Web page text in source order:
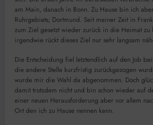
am Main, danach in Bonn. Zu Hause bin ich
Ruhrgebiets; Dortmund. Seit meiner Zeit in
zum Ziel gesetzt wieder zurück in die Heimat zu
irgendwie rückt dieses Ziel nur sehr langsam
Die Entscheidung fiel letztendlich auf den Job
die andere Stelle kurzfristig zurückgezogen
wurde mir die Wahl da abgenommen. Doch
damit trotzdem nicht und bin schon wieder auf
einer neuen Herausforderung aber vor allem
Ort den ich zu Hause nennen kann.